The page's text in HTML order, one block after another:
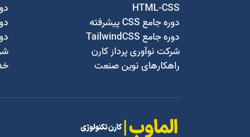
HTML-CSS
دوره جامع CSS پیشرفته
دوره جامع TailwindCSS
شرکت نوآوری پرداز کارن
راهکارهای نوین صنعت